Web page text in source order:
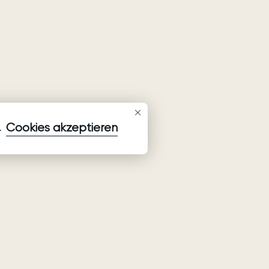
Cookies akzeptieren